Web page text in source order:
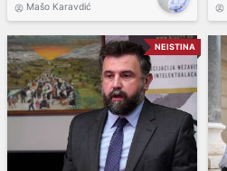
Mašo Karavdić
NEISTINA